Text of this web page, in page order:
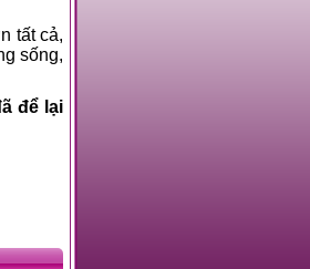
tất cả,
sống,
để lại